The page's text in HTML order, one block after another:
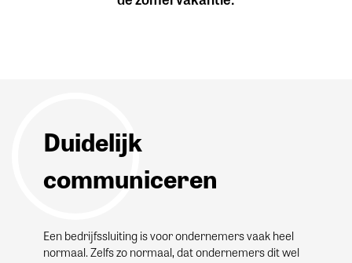
Duidelijk
communiceren
Een bedrijfssluiting is voor ondernemers vaak heel
normaal. Zelfs zo normaal, dat ondernemers dit wel